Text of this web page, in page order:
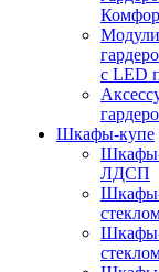
Модули
с LED
Шкафы-купе
ЛДСП